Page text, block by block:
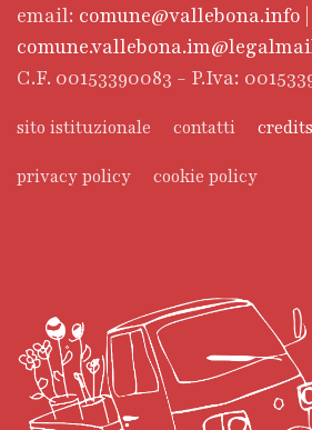
email: comune@vallebona.info
C.F. 00153390083 - P.Iva:
sito istituzionale contatti credits
privacy policy cookie policy